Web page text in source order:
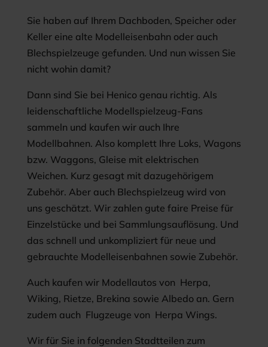
Sie haben auf Ihrem Dachboden, Speicher oder
Keller eine alte Modelleisenbahn oder auch
Blechspielzeuge gefunden. Und nun wissen Sie
nicht wohin damit?
Dann sind Sie bei Henico genau richtig. Als
leidenschaftliche Modellspielzeug-Fans
sammeln und kaufen wir auch Ihre
Modellbahnen. Also komplett Ihre Loks, Wagons
bzw. Waggons, Gleise mit elektrischen
Weichen. Kurz gesagt mit dazugehörigem
Zubehör. Aber auch Blechspielzeug wird von
uns geschätzt. Wir zahlen gute faire Preise für
Einzelstücke und bei Sammlungsauflösung. Und
das schnell und unkompliziert für neue und
gebrauchte Modelleisenbahnen sowie Zubehör.
Auch kaufen wir Modellautos von Herpa,
Wiking, Rietze, Brekina sowie Albedo an. Gern
zudem auch Flugzeuge von Herpa Wings.
Wir für Sie in folgenden Stadtteilen zum